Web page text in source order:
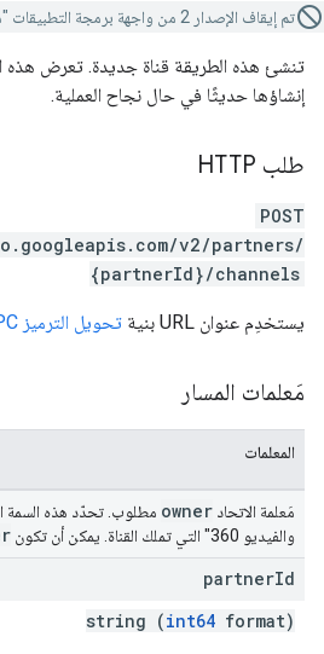
تم إيقاف الإصدار 2 من واجهة برمجة التطبيقات "مساحة العرض والفيديو 360".
تنشئ هذه الطريقة قناة جديدة. تعرض هذه
إنشاؤها حديثًا في حال نجاح العملية.
طلب HTTP
POST
v2/partners/
{partnerId}/channels
يستخدِم عنوان URL بنية تحويل الترميز gRPC
مَعلمات المسار
المعلمات
مَعلمة الاتحاد owner مطلوب. تحدّد هذه السمة
والفيديو 360" التي تملك القناة. يمكن أن تكون
partnerId
string (int64 format)